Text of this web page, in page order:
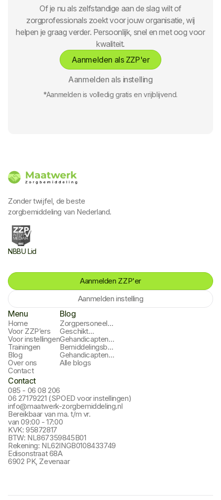
Of je nu als zelfstandige aan de slag wilt of
zorgprofessionals zoekt voor jouw organisatie, wij
helpen je graag verder. Persoonlijk, snel en met oog voor
kwaliteit.
Aanmelden als ZZP'er
Aanmelden als instelling
*Aanmelden is volledig gratis en vrijblijvend.
Zonder twijfel, de beste
zorgbemiddeling van Nederland.
NBBU Lid
Aanmelden ZZP'er
Aanmelden instelling
Menu
Home
Voor ZZP’ers
Voor instellingen
Trainingen
Blog
Over ons
Contact
Blog
Zorgpersoneel
Inhuren
Geschikt
Zorgpersoneel
Vinden
Gehandicapten
Zorginstelling
Gelderland
Bemiddelingsbureau
Gehandicaptenzorg
Gehandicaptenzorg
Zevenaar
Alle blogs
Contact
085 - 06 08 206
06 27179221 (SPOED voor instellingen)
info@maatwerk-zorgbemiddeling.nl
Bereikbaar van ma. t/m vr.
van 09:00 - 17:00
KVK: 95872817
BTW: NL867359845B01
Rekening: NL62INGB0108433749
Edisonstraat 68A
6902 PK, Zevenaar